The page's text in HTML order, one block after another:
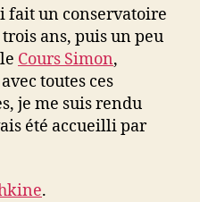
fait un conservatoire
ans, puis un peu
Cours Simon,
toutes ces
je me suis rendu
été accueilli par
.